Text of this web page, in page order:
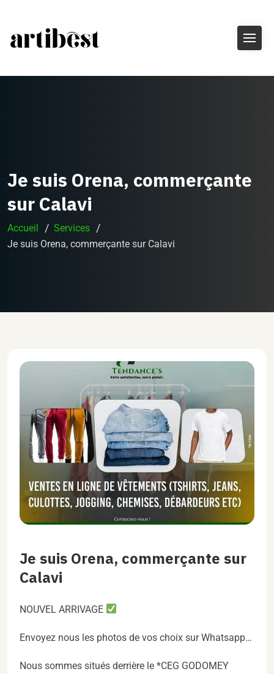
Je suis Orena, commerçante
sur Calavi
Accueil
Services
Je suis Orena, commerçante sur Calavi
Je suis Orena, commerçante sur
Calavi
NOUVEL ARRIVAGE
Envoyez nous les photos de vos choix sur Whatsapp…
Nous sommes situés derrière le *CEG GODOMEY